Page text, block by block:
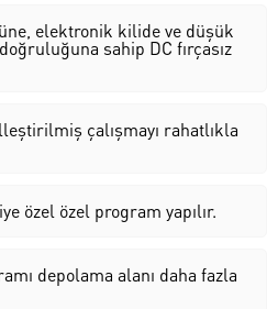
elektronik kilide ve düşük
sahip DC fırçasız
çalışmayı rahatlıkla
özel özel program yapılır.
depolama alanı daha fazla